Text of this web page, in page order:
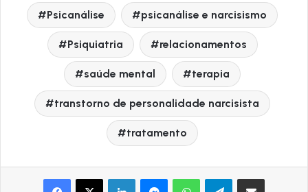
Psicanálise psicanálise e narcisismo
Psiquiatria relacionamentos
saúde mental terapia
transtorno de personalidade narcisista
tratamento
X WhatsApp Telegram